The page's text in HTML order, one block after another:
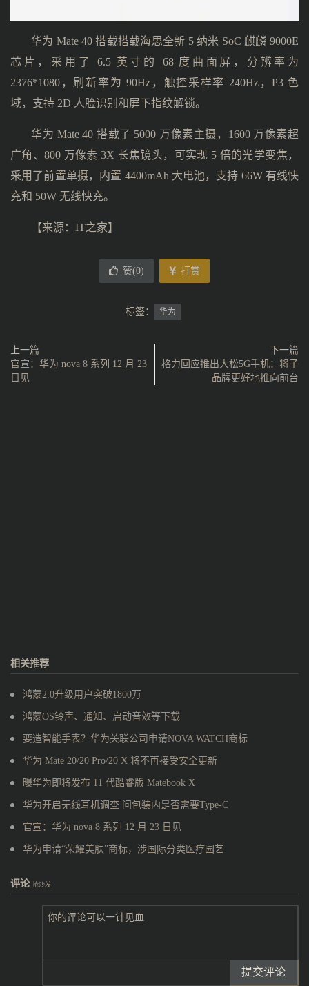
华为 Mate 40 搭载搭载海思全新 5 纳米 SoC 麒麟 9000E
芯片，采用了 6.5 英寸的 68 度曲面屏，分辨率为
2376*1080，刷新率为 90Hz，触控采样率 240Hz，P3 色
域，支持 2D 人脸识别和屏下指纹解锁。
华为 Mate 40 搭载了 5000 万像素主摄，1600 万像素超
广角、800 万像素 3X 长焦镜头，可实现 5 倍的光学变焦，
采用了前置单摄，内置 4400mAh 大电池，支持 66W 有线快
充和 50W 无线快充。
【来源：IT之家】
赞(0) 打赏
标签： 华为
上一篇
官宣：华为 nova 8 系列 12 月 23
日见
下一篇
格力回应推出大松5G手机：将子
品牌更好地推向前台
相关推荐
鸿蒙2.0升级用户突破1800万
鸿蒙OS铃声、通知、启动音效等下载
要造智能手表？华为关联公司申请NOVA WATCH商标
华为 Mate 20/20 Pro/20 X 将不再接受安全更新
曝华为即将发布 11 代酷睿版 Matebook X
华为开启无线耳机调查 问包装内是否需要Type-C
官宣：华为 nova 8 系列 12 月 23 日见
华为申请“荣耀美肤”商标，涉国际分类医疗园艺
评论 抢沙发
提交评论